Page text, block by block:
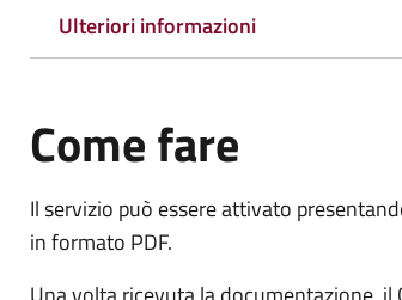
Ulteriori informazioni
Come fare
Il servizio può essere attivato
in formato PDF.